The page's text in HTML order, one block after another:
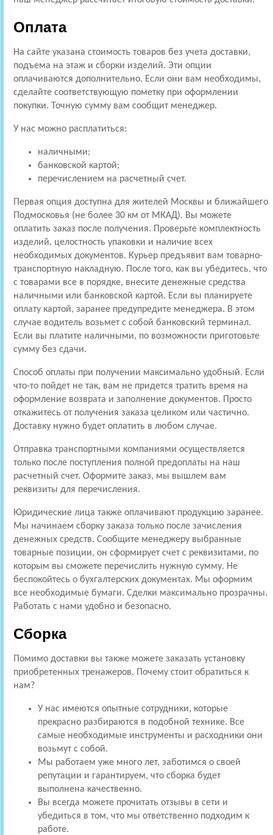
Оплата
На сайте указана стоимость товаров без учета доставки,
подъема на этаж и сборки изделий. Эти опции
оплачиваются дополнительно. Если они вам необходимы,
сделайте соответствующую пометку при оформлении
покупки. Точную сумму вам сообщит менеджер.
У нас можно расплатиться:
наличными;
банковской картой;
перечислением на расчетный счет.
Первая опция доступна для жителей Москвы и ближайшего
Подмосковья (не более 30 км от МКАД). Вы можете
оплатить заказ после получения. Проверьте комплектность
изделий, целостность упаковки и наличие всех
необходимых документов. Курьер предъявит вам товарно-
транспортную накладную. После того, как вы убедитесь, что
с товарами все в порядке, внесите денежные средства
наличными или банковской картой. Если вы планируете
оплату картой, заранее предупредите менеджера. В этом
случае водитель возьмет с собой банковский терминал.
Если вы платите наличными, по возможности приготовьте
сумму без сдачи.
Способ оплаты при получении максимально удобный. Если
что-то пойдет не так, вам не придется тратить время на
оформление возврата и заполнение документов. Просто
откажитесь от получения заказа целиком или частично.
Доставку нужно будет оплатить в любом случае.
Отправка транспортными компаниями осуществляется
только после поступления полной предоплаты на наш
расчетный счет. Оформите заказ, мы вышлем вам
реквизиты для перечисления.
Юридические лица также оплачивают продукцию заранее.
Мы начинаем сборку заказа только после зачисления
денежных средств. Сообщите менеджеру выбранные
товарные позиции, он сформирует счет с реквизитами, по
которым вы сможете перечислить нужную сумму. Не
беспокойтесь о бухгалтерских документах. Мы оформим
все необходимые бумаги. Сделки максимально прозрачны.
Работать с нами удобно и безопасно.
Сборка
Помимо доставки вы также можете заказать установку
приобретенных тренажеров. Почему стоит обратиться к
нам?
У нас имеются опытные сотрудники, которые
прекрасно разбираются в подобной технике. Все
самые необходимые инструменты и расходники они
возьмут с собой.
Мы работаем уже много лет, заботимся о своей
репутации и гарантируем, что сборка будет
выполнена качественно.
Вы всегда можете прочитать отзывы в сети и
убедиться в том, что мы ответственно подходим к
работе.